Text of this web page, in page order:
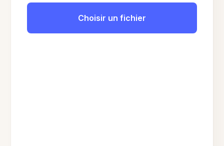
Choisir un fichier